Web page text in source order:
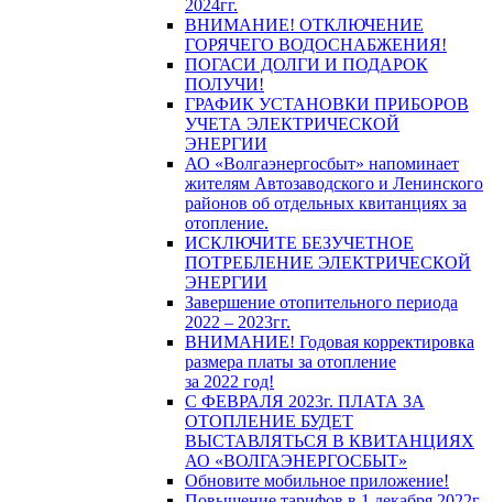
2024гг.
ВНИМАНИЕ! ОТКЛЮЧЕНИЕ
ГОРЯЧЕГО ВОДОСНАБЖЕНИЯ!
ПОГАСИ ДОЛГИ И ПОДАРОК
ПОЛУЧИ!
ГРАФИК УСТАНОВКИ ПРИБОРОВ
УЧЕТА ЭЛЕКТРИЧЕСКОЙ
ЭНЕРГИИ
АО «Волгаэнергосбыт» напоминает
жителям Автозаводского и Ленинского
районов об отдельных квитанциях за
отопление.
ИСКЛЮЧИТЕ БЕЗУЧЕТНОЕ
ПОТРЕБЛЕНИЕ ЭЛЕКТРИЧЕСКОЙ
ЭНЕРГИИ
Завершение отопительного периода
2022 – 2023гг.
ВНИМАНИЕ! Годовая корректировка
размера платы за отопление
за 2022 год!
С ФЕВРАЛЯ 2023г. ПЛАТА ЗА
ОТОПЛЕНИЕ БУДЕТ
ВЫСТАВЛЯТЬСЯ В КВИТАНЦИЯХ
АО «ВОЛГАЭНЕРГОСБЫТ»
Обновите мобильное приложение!